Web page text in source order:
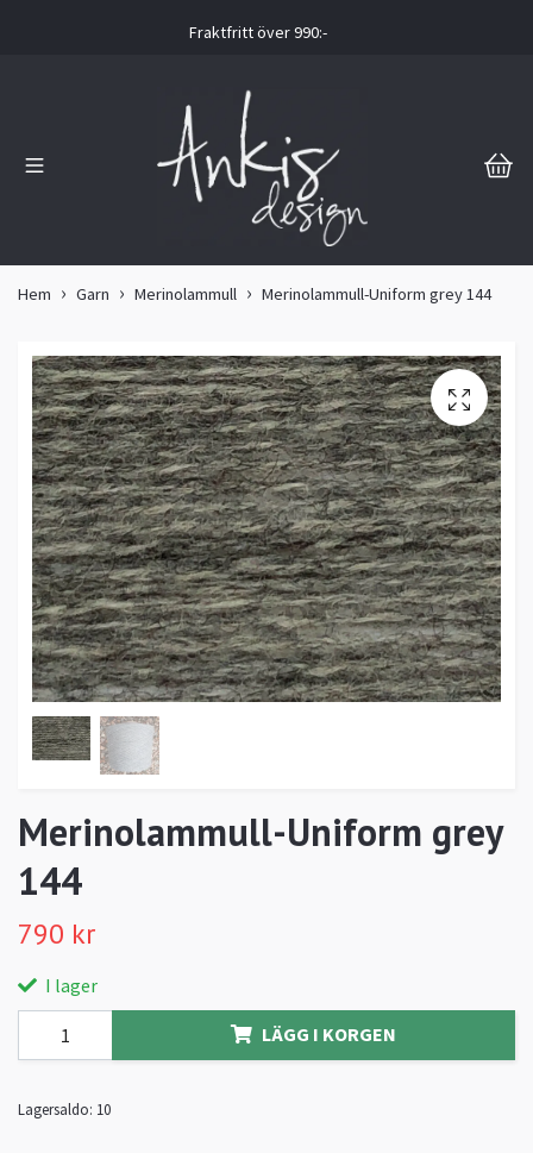
Fraktfritt över 990:-
Hem Garn Merinolammull Merinolammull-Uniform grey 144
Merinolammull-Uniform grey
144
790 kr
I lager
LÄGG I KORGEN
Lagersaldo: 10